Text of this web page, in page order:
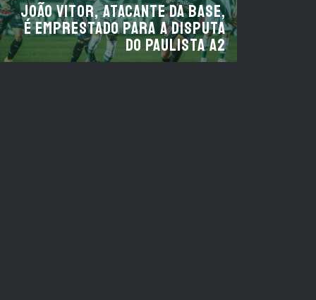
João Vitor, atacante da base,
é emprestado para a disputa
do Paulista A2